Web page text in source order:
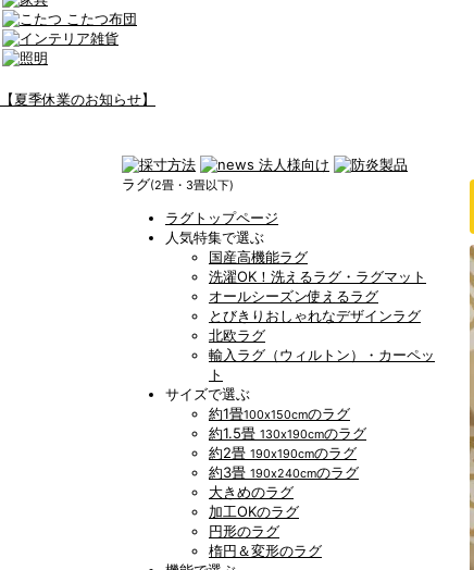
【夏季休業のお知らせ】
ラグ(2畳・3畳以下)
ラグトップページ
人気特集で選ぶ
国産高機能ラグ
洗濯OK！洗えるラグ・ラグマット
オールシーズン使えるラグ
とびきりおしゃれなデザインラグ
北欧ラグ
輸入ラグ（ウィルトン）・カーペッ
ト
サイズで選ぶ
約1畳100x150cmのラグ
約1.5畳 130x190cmのラグ
約2畳 190x190cmのラグ
約3畳 190x240cmのラグ
大きめのラグ
加工OKのラグ
円形のラグ
楕円＆変形のラグ